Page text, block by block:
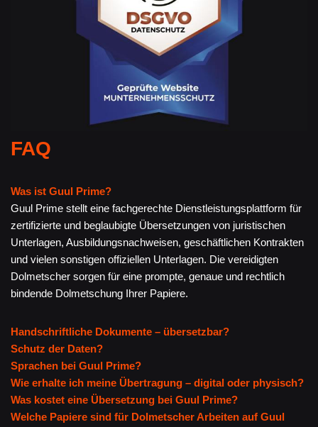
FAQ
Was ist Guul Prime?
Guul Prime stellt eine fachgerechte Dienstleistungsplattform für
zertifizierte und beglaubigte Übersetzungen von juristischen
Unterlagen, Ausbildungsnachweisen, geschäftlichen Kontrakten
und vielen sonstigen offiziellen Unterlagen. Die vereidigten
Dolmetscher sorgen für eine prompte, genaue und rechtlich
bindende Dolmetschung Ihrer Papiere.
Handschriftliche Dokumente – übersetzbar?
Schutz der Daten?
Sprachen bei Guul Prime?
Wie erhalte ich meine Übertragung – digital oder physisch?
Was kostet eine Übersetzung bei Guul Prime?
Welche Papiere sind für Dolmetscher Arbeiten auf Guul